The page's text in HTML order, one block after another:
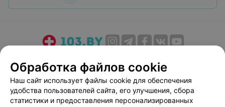
Медицинский маркетинг
Публичный договор
Пользовательское соглашение
Способы оплаты
Вакансии
Партнеры
Обработка файлов cookie
Наш сайт использует файлы cookie для обеспечения
удобства пользователей сайта, его улучшения, сбора
статистики и предоставления персонализированных